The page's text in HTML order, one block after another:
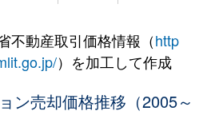
万円 旭川 徒歩45分
不動産取引価格情報（http
）を加工して作成
ン売却価格推移（2005～